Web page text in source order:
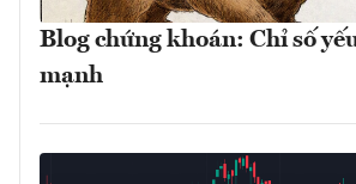
Blog chứng khoán: Chỉ số
mạnh